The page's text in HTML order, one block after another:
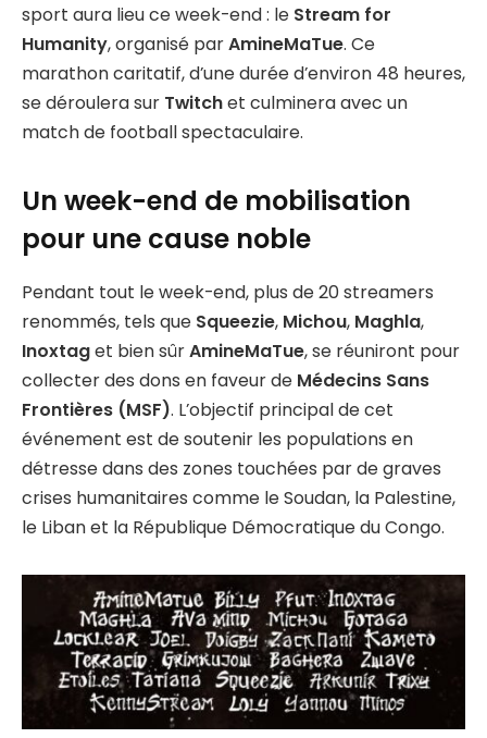
sport aura lieu ce week-end : le Stream for
Humanity, organisé parAmineMaTue. Ce
marathon caritatif, d’une durée d’environ 48 heures,
se déroulera sur Twitchet culminera avec un
match de football spectaculaire.
Un week-end de mobilisation
pour une cause noble
Pendant tout le week-end, plus de 20 streamers
renommés, tels que Squeezie, Michou, Maghla,
Inoxtaget bien sûrAmineMaTue, se réuniront pour
collecter des dons en faveur de Médecins Sans
Frontières (MSF). L’objectif principal de cet
événement est de soutenir les populations en
détresse dans des zones touchées par de graves
crises humanitaires comme le Soudan, la Palestine,
le Liban et la République Démocratique du Congo.